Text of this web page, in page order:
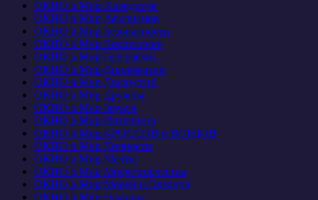
ОКНО в Мир Анекдотов
ОКНО в Мир Афоризмов
ОКНО в Мир Безопасности
ОКНО в Мир Воспитания
ОКНО в Мир Географии
ОКНО в Мир Дипломатии
ОКНО в Мир Дискуссий
ОКНО в Мир Дружбы
ОКНО в Мир Звуков
ОКНО в Мир Интернета
ОКНО в Мир КРОССОВ и ВОРДОВ
ОКНО в Мир Личности
ОКНО в Мир Мечты
ОКНО в Мир Мифотворчества
ОКНО в Мир Морей и Океанов
ОКНО в Мир Наживы